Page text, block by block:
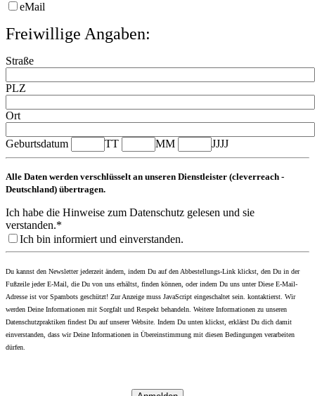
eMail
Freiwillige Angaben:
Straße
PLZ
Ort
Geburtsdatum TT MM JJJJ
Alle Daten werden verschlüsselt an unseren Dienstleister (cleverreach -
Deutschland) übertragen.
Ich habe die Hinweise zum Datenschutz gelesen und sie
verstanden.*
Ich bin informiert und einverstanden.
Du kannst den Newsletter jederzeit ändern, indem Du auf den Abbestellungs-Link klickst, den Du in der
Fußzeile jeder E-Mail, die Du von uns erhältst, finden können, oder indem Du uns unterDiese E-Mail-
Adresse ist vor Spambots geschützt! Zur Anzeige muss JavaScript eingeschaltet sein. kontaktierst. Wir
werden Deine Informationen mit Sorgfalt und Respekt behandeln. Weitere Informationen zu unseren
Datenschutzpraktiken findest Du auf unserer Website. Indem Du unten klickst, erklärst Du dich damit
einverstanden, dass wir Deine Informationen in Übereinstimmung mit diesen Bedingungen verarbeiten
dürfen.